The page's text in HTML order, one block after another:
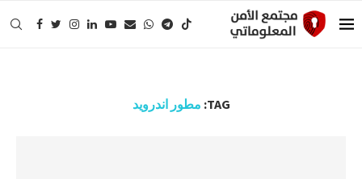
TAG: مطور اندرويد